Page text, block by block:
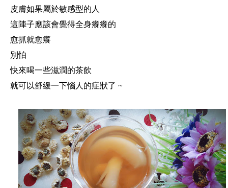
皮膚如果屬於敏感型的人
這陣子應該會覺得全身癢癢的
愈抓就愈癢
別怕
快來喝一些滋潤的茶飲
就可以舒緩一下惱人的症狀了 ~